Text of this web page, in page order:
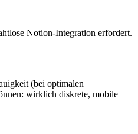
Notion-Integration erfordert.
(bei optimalen
wirklich diskrete, mobile